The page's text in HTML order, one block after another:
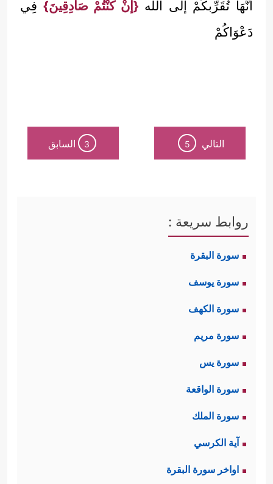
أَنَّهَا تُقَرِّبكُمْ إلَى اللَّه {إنْ كُنْتُمْ صَادِقِينَ} فِي
دَعْوَاكُمْ
التالي 5
3 السابق
روابط سريعة :
سورة البقرة
سورة يوسف
سورة الكهف
سورة مريم
سورة يس
سورة الواقعة
سورة الملك
آية الكرسي
اواخر سورة البقرة